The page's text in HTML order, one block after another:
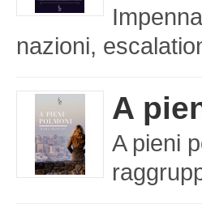
nazioni,
A
A pieni